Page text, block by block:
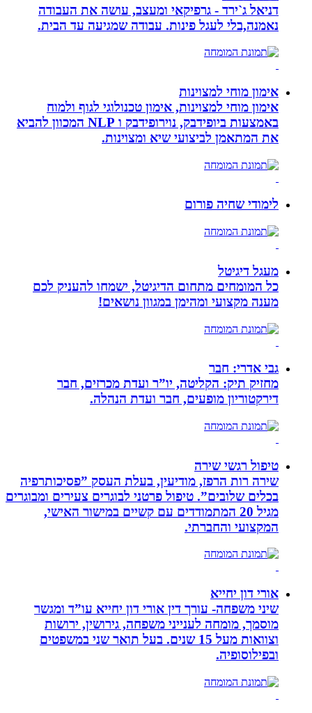
דניאל ג`ירד - גרפיקאי ומעצב, עושה את העבודה
נאמנה,בלי לעגל פינות. עבודה שמגיעה עד הבית.
אימון מוחי למצוינות
אימון מוחי למצוינות, אימון טכנולוגי לגוף ולמוח
באמצעות ביופידבק, נוירופידבק ו NLP המכוון להביא
את המתאמן לביצועי שיא ומצוינות.
לימודי שחיה פורום
מעגל דיגיטל
כל המומחים מתחום הדיגיטל, ישמחו להעניק לכם
מענה מקצועי ומהימן במגוון נושאים!
גבי אדרי: חבר
מחזיק תיק: הקליטה, יו”ר ועדת מכרזים, חבר
דירקטוריון מופעים, חבר ועדת הנהלה.
טיפול רגשי שירה
שירה רות הרפז, מודיעין, בעלת העסק ”פסיכותרפיה
בכלים שלובים”. טיפול פרטני לבוגרים צעירים ומבוגרים
מגיל 20 המתמודדים עם קשיים במישור האישי,
המקצועי והחברתי.
אורי דון יחייא
שיני משפחה- עורך דין אורי דון יחייא עו”ד ומגשר
מוסמך, מומחה לענייני משפחה, גירושין, ירושות
וצוואות מעל 15 שנים. בעל תואר שני במשפטים
ובפילוסופיה.